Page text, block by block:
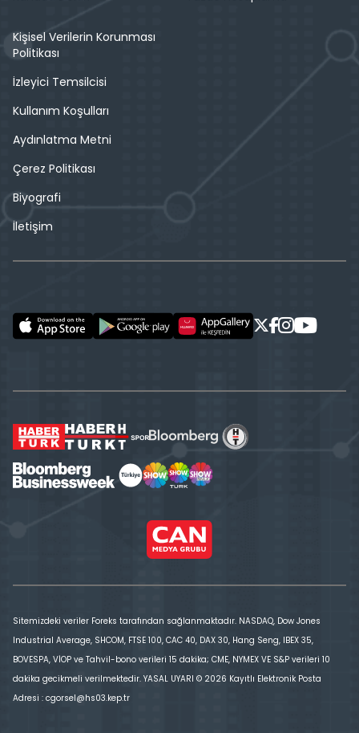
Kişisel Verilerin Korunması
Politikası
İzleyici Temsilcisi
Kullanım Koşulları
Aydınlatma Metni
Çerez Politikası
Biyografi
İletişim
Sitemizdeki veriler Foreks tarafından sağlanmaktadır. NASDAQ, Dow Jones
Industrial Average, SHCOM, FTSE 100, CAC 40, DAX 30, Hang Seng, IBEX 35,
BOVESPA, VİOP ve Tahvil-bono verileri 15 dakika; CME, NYMEX VE S&P verileri 10
dakika gecikmeli verilmektedir. YASAL UYARI © 2026 Kayıtlı Elektronik Posta
Adresi : cgorsel@hs03.kep.tr